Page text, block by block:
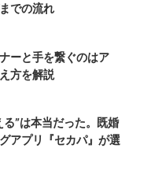
での流れ
ーと手を繋ぐのはア
方を解説
る”は本当だった。既婚
アプリ『セカパ』が選